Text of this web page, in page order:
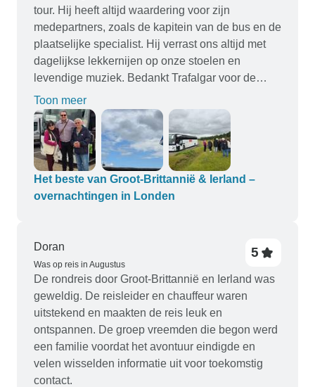
tour. Hij heeft altijd waardering voor zijn
medepartners, zoals de kapitein van de bus en de
plaatselijke specialist. Hij verrast ons altijd met
dagelijkse lekkernijen op onze stoelen en
levendige muziek. Bedankt Trafalgar voor de
goede herinneringen.
Toon meer
Het beste van Groot-Brittannië & Ierland –
overnachtingen in Londen
Doran
Was op reis in Augustus
5
De rondreis door Groot-Brittannië en Ierland was
geweldig. De reisleider en chauffeur waren
uitstekend en maakten de reis leuk en
ontspannen. De groep vreemden die begon werd
een familie voordat het avontuur eindigde en
velen wisselden informatie uit voor toekomstig
contact.